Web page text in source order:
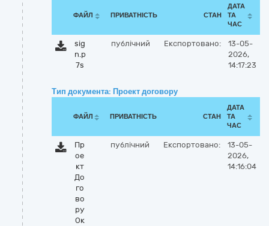
ФАЙЛ ПРИВАТНІСТЬ СТАН
ДАТА
ТА
ЧАС
sig
n.p
7s
публічний Експортовано:
13-05-
2026,
14:17:23
Тип документа: Проект договору
ФАЙЛ ПРИВАТНІСТЬ СТАН
ДАТА
ТА
ЧАС
Пр
ое
кт
До
го
во
ру
Ок
публічний Експортовано:
13-05-
2026,
14:16:04